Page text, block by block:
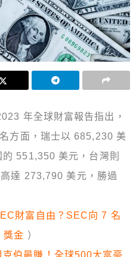
年全球財富報告指出，
方面，瑞士以 685,230 美
551,350 美元，台灣則
達 273,790 美元，勝過
財富自由？SEC向 7 名
獎金 ）
克伯最賺！全球500大富豪